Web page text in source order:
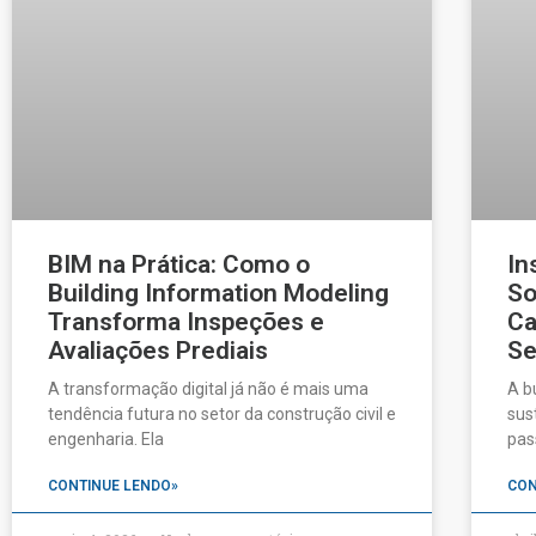
BIM na Prática: Como o
Building Information Modeling
Transforma Inspeções e
Avaliações Prediais
A transformação digital já não é mais uma
tendência futura no setor da construção civil e
engenharia. Ela
CONTINUE LENDO»
A